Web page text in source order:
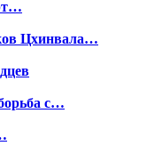
Цхинвала…
с…